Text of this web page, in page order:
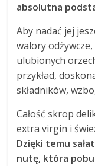
absolutna
Aby nadać jej
walory
ulubionych
przykład,
składników,
Całość skrop
extra virgin i
Dzięki temu
nutę, która